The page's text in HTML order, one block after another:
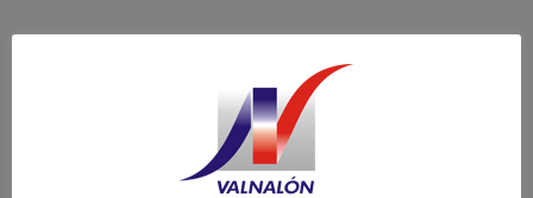
Formación específica para el
desarrollo, análisis y testeo de su
modelo de negocio